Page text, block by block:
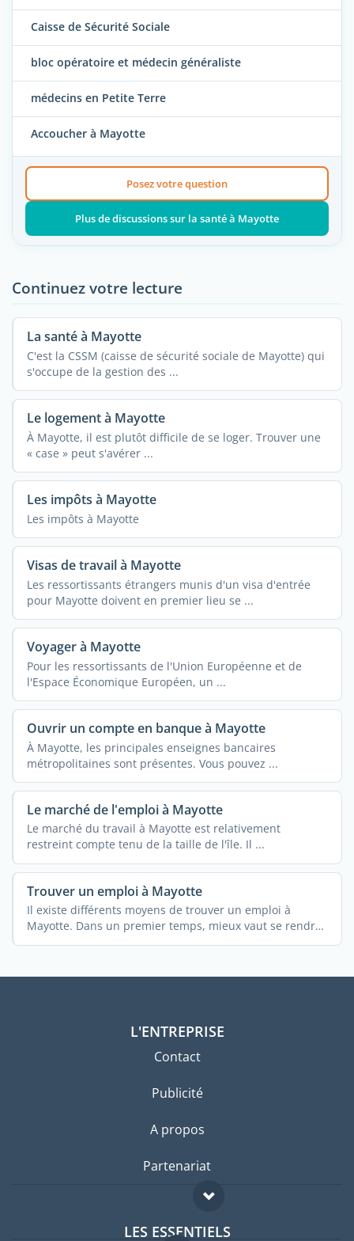
Caisse de Sécurité Sociale
bloc opératoire et médecin généraliste
médecins en Petite Terre
Accoucher à Mayotte
Posez votre question
Plus de discussions sur la santé à Mayotte
Continuez votre lecture
La santé à Mayotte
C'est la CSSM (caisse de sécurité sociale de Mayotte) qui
s'occupe de la gestion des ...
Le logement à Mayotte
À Mayotte, il est plutôt difficile de se loger. Trouver une
« case » peut s'avérer ...
Les impôts à Mayotte
Les impôts à Mayotte
Visas de travail à Mayotte
Les ressortissants étrangers munis d'un visa d'entrée
pour Mayotte doivent en premier lieu se ...
Voyager à Mayotte
Pour les ressortissants de l'Union Européenne et de
l'Espace Économique Européen, un ...
Ouvrir un compte en banque à Mayotte
À Mayotte, les principales enseignes bancaires
métropolitaines sont présentes. Vous pouvez ...
Le marché de l'emploi à Mayotte
Le marché du travail à Mayotte est relativement
restreint compte tenu de la taille de l'île. Il ...
Trouver un emploi à Mayotte
Il existe différents moyens de trouver un emploi à
Mayotte. Dans un premier temps, mieux vaut se rendre
...
L'ENTREPRISE
Contact
Publicité
A propos
Partenariat
LES ESSENTIELS